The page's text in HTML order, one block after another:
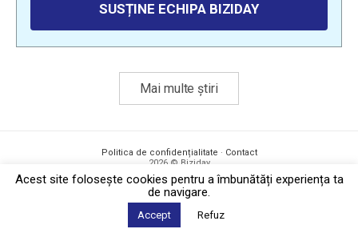
SUSȚINE ECHIPA BIZIDAY
Mai multe știri
Politica de confidențialitate · Contact
2026 © Biziday
Acest site foloseşte cookies pentru a îmbunătăți experiența ta
de navigare.
Accept Refuz